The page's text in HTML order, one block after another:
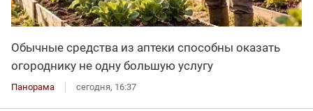
Обычные средства из аптеки способны оказать
огороднику не одну большую услугу
Панорама сегодня, 16:37